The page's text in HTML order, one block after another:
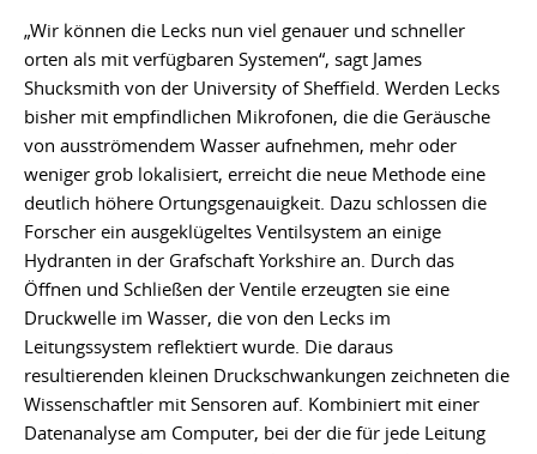
„Wir können die Lecks nun viel genauer und schneller
orten als mit verfügbaren Systemen“, sagt James
Shucksmith von der University of Sheffield. Werden Lecks
bisher mit empfindlichen Mikrofonen, die die Geräusche
von ausströmendem Wasser aufnehmen, mehr oder
weniger grob lokalisiert, erreicht die neue Methode eine
deutlich höhere Ortungsgenauigkeit. Dazu schlossen die
Forscher ein ausgeklügeltes Ventilsystem an einige
Hydranten in der Grafschaft Yorkshire an. Durch das
Öffnen und Schließen der Ventile erzeugten sie eine
Druckwelle im Wasser, die von den Lecks im
Leitungssystem reflektiert wurde. Die daraus
resultierenden kleinen Druckschwankungen zeichneten die
Wissenschaftler mit Sensoren auf. Kombiniert mit einer
Datenanalyse am Computer, bei der die für jede Leitung